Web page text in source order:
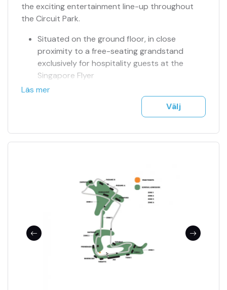
the exciting entertainment line-up throughout
the Circuit Park.
Situated on the ground floor, in close
proximity to a free-seating grandstand
exclusively for hospitality guests at the
Singapore Flyer
Fully air-conditioned facility
Live telecast of the on-track action in the
you and your guests throughout the evening
Sittplatser tillsammans
TV-skärm nära/framför
Officiell biljettagent
Tillgång till jour 24h
Se fler bilder i bildspel
F1 biljetter mejlas till dig på ett säkert sätt
Träning, kval & tävling ingår
Läs mer
Välj